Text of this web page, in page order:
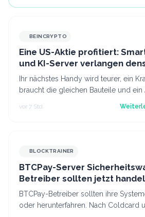
BEINCRYPTO
Eine US-Aktie profitiert:
und KI-Server verlangen
Ihr nächstes Handy wird teurer, ein
braucht die gleichen Bauteile und ein
vor 7 Std.
BLOCKTRAINER
BTCPay-Server
Betreiber sollten jetzt
BTCPay-Betreiber sollten ihre
oder herunterfahren. Nach Coldcard